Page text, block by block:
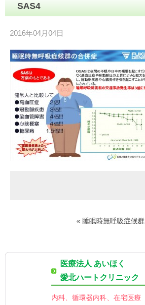
SAS4
2016年04月04日
« 睡眠時無呼吸症候群
医療法人 あいほく
愛北ハートクリニック
内科、循環器内科、在宅医療